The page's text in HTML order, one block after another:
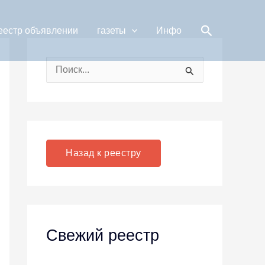
объявлении газеты Инфо Поиск
:
Назад к реестру
Свежий реестр